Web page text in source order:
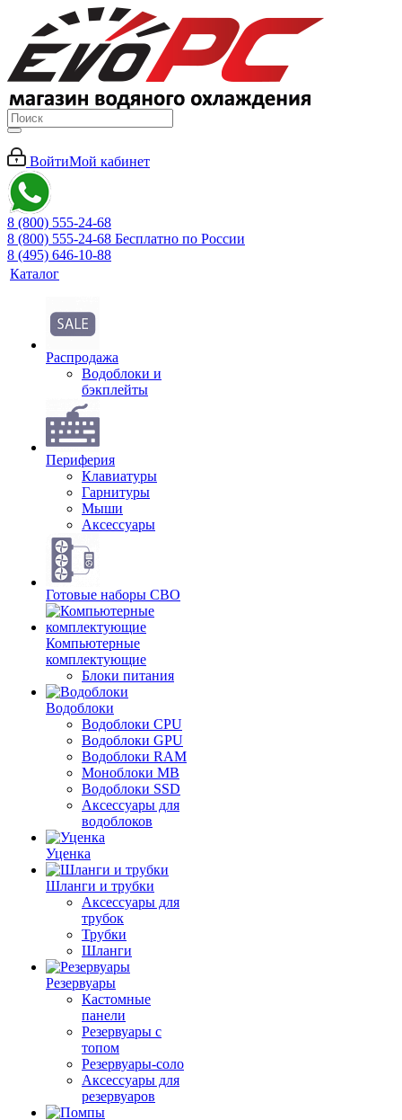
ВойтиМой кабинет
8 (800) 555-24-68
8 (800) 555-24-68 Бесплатно по России
8 (495) 646-10-88
Каталог
Распродажа
Водоблоки и
бэкплейты
Периферия
Клавиатуры
Гарнитуры
Мыши
Аксессуары
Готовые наборы СВО
Компьютерные
комплектующие
Блоки питания
Водоблоки
Водоблоки CPU
Водоблоки GPU
Водоблоки RAM
Моноблоки MB
Водоблоки SSD
Аксессуары для
водоблоков
Уценка
Шланги и трубки
Аксессуары для
трубок
Трубки
Шланги
Резервуары
Кастомные
панели
Резервуары с
топом
Резервуары-соло
Аксессуары для
резервуаров